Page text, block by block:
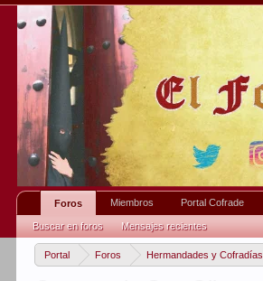
Portal Foros Hermandades y Cofradías
Foros
Buscar en foros Mensajes recientes
Miembros Portal Cofrade